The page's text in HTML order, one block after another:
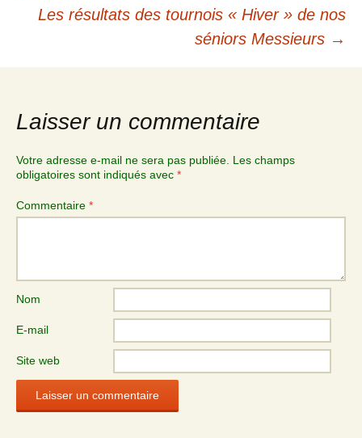
Les résultats des tournois « Hiver » de nos
séniors Messieurs →
Laisser un commentaire
Votre adresse e-mail ne sera pas publiée. Les champs
obligatoires sont indiqués avec *
Commentaire *
Nom
E-mail
Site web